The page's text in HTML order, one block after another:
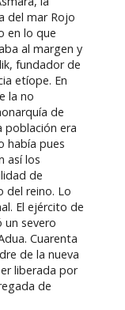
del mar Rojo
en lo que
al margen y
fundador de
etíope. En
la no
de
población era
había pues
así los
de
del reino. Lo
El ejército de
un severo
Cuarenta
de la nueva
liberada por
de